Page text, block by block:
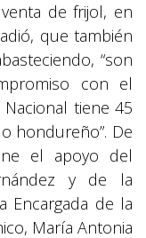
de frijol, en
que también
“son
con el
tiene 45
hondureño”. De
el apoyo del
y de la
Encargada de la
María Antonia